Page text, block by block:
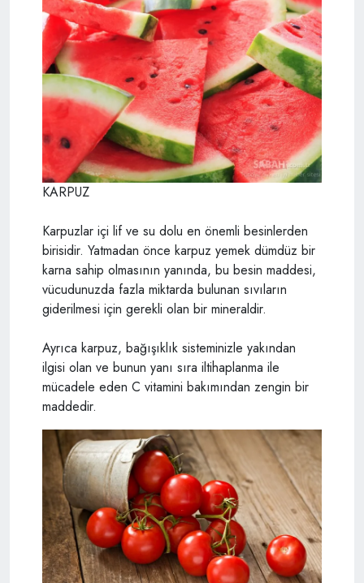
KARPUZ
Karpuzlar içi lif ve su dolu en önemli besinlerden
birisidir. Yatmadan önce karpuz yemek dümdüz bir
karna sahip olmasının yanında, bu besin maddesi,
vücudunuzda fazla miktarda bulunan sıvıların
giderilmesi için gerekli olan bir mineraldir.
Ayrıca karpuz, bağışıklık sisteminizle yakından
ilgisi olan ve bunun yanı sıra iltihaplanma ile
mücadele eden C vitamini bakımından zengin bir
maddedir.